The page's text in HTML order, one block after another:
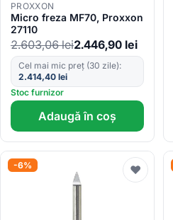
PROXXON
Micro freza MF70, Proxxon
27110
2.603,06lei2.446,90 lei
Cel mai mic preț (30 zile):
2.414,40 lei
Stoc furnizor
Adaugă în coș
-6% ♥